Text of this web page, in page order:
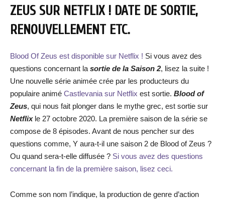
ZEUS SUR NETFLIX ! DATE DE SORTIE,
RENOUVELLEMENT ETC.
Blood Of Zeus est disponible sur Netflix ! Si vous avez des
questions concernant la sortie de la Saison 2, lisez la suite !
Une nouvelle série animée crée par les producteurs du
populaire animé Castlevania sur Netflix est sortie. Blood of
Zeus, qui nous fait plonger dans le mythe grec, est sortie sur
Netflixle 27 octobre 2020. La première saison de la série se
compose de 8 épisodes. Avant de nous pencher sur des
questions comme, Y aura-t-il une saison 2 de Blood of Zeus ?
Ou quand sera-t-elle diffusée ? Si vous avez des questions
concernant la fin de la première saison, lisez ceci.
Comme son nom l’indique, la production de genre d’action